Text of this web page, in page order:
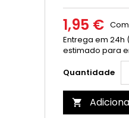
1,95 €
Entrega em 24h
estimado para
Quantidade
